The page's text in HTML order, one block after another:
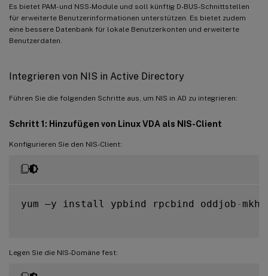
Es bietet PAM- und NSS-Module und soll künftig D-BUS-Schnittstellen
für erweiterte Benutzerinformationen unterstützen. Es bietet zudem
eine bessere Datenbank für lokale Benutzerkonten und erweiterte
Benutzerdaten.
Integrieren von NIS in Active Directory
Führen Sie die folgenden Schritte aus, um NIS in AD zu integrieren:
Schritt 1: Hinzufügen von Linux VDA als NIS-Client
Konfigurieren Sie den NIS-Client:
yum –y install ypbind rpcbind oddjob -
Legen Sie die NIS-Domäne fest: